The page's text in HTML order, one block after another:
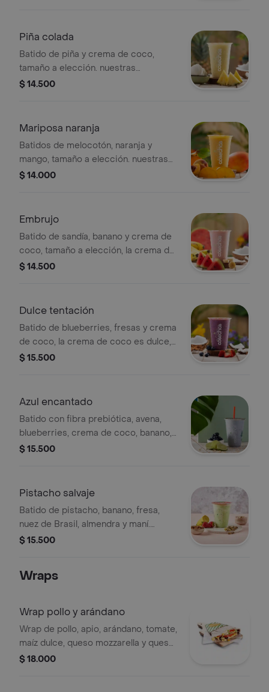
realizar modificaciones en los
Piña colada
Batido de piña y crema de coco,
tamaño a elección. nuestras
preparaciones se encuentran
ingredientes.
$ 14.500
Mariposa naranja
Batidos de melocotón, naranja y
mango, tamaño a elección. nuestras
preparaciones se encuentran
ingredientes.
$ 14.000
Embrujo
Batido de sandía, banano y crema de
coco, tamaño a elección, la crema de
coco es dulce. nuestras
pueden realizar modificaciones en los
$ 14.500
Dulce tentación
Batido de blueberries, fresas y crema
de coco, la crema de coco es dulce,
tamaño a elección. nuestras
pueden realizar modificaciones en los
$ 15.500
Azul encantado
Batido con fibra prebiótica, avena,
blueberries, crema de coco, banano,
mora y limón. nuestras preparaciones
realizar modificaciones en los
$ 15.500
Pistacho salvaje
Batido de pistacho, banano, fresa,
nuez de Brasil, almendra y maní.
Tamaño a elección.
$ 15.500
Wraps
Wrap pollo y arándano
Wrap de pollo, apio, arándano, tomate,
maíz dulce, queso mozzarella y queso
crema. nuestras preparaciones se
$ 18.000